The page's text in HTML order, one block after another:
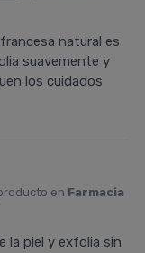
natural es
suavemente y
los cuidados
en Farmacia
la piel y exfolia sin